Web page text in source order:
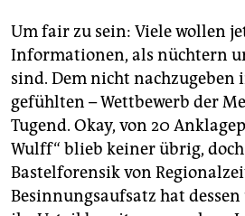
Um fair zu sein: Viele wollen
Informationen, als nüchtern
sind. Dem nicht nachzugeben
gefühlten – Wettbewerb der
Tugend. Okay, von 20
Wulff“ blieb keiner übrig,
Bastelforensik von
Besinnungsaufsatz hat